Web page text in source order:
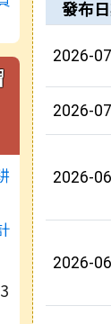
榮譽榜
發布
2026-
2026-
2026-
2026-